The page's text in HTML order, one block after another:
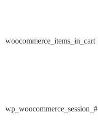
woocommerce_items_in_cart
wp_woocommerce_session_#